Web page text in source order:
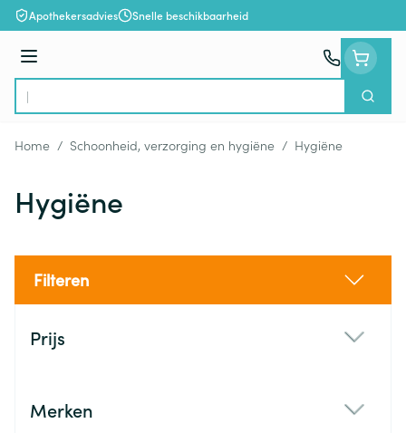
Ga naar de inhoud
Apothekersadvies Snelle beschikbaarheid
Menu
Product, merk, categorie...
Zoek
Home / Schoonheid, verzorging en hygiëne / Hygiëne
Hygiëne
Filteren
Prijs
Merken